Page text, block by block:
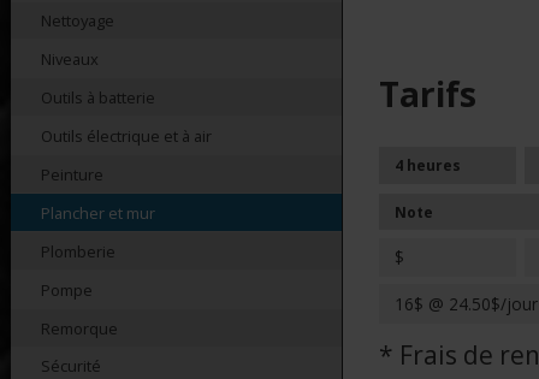
Nettoyage
Niveaux
Outils à batterie
Outils électrique et à air
Peinture
Plancher et mur
Plomberie
Pompe
Remorque
Sécurité
Tarifs
4 heures
Note
$
16$ @ 24.50$/
* Frais de